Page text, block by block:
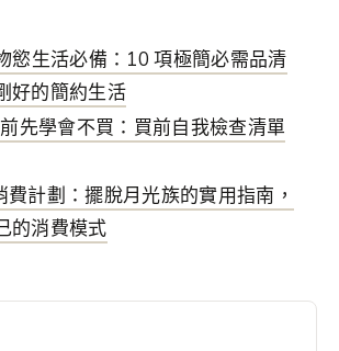
慾生活必備：10 項極簡必需品清
好的簡約生活
先學會不買：買前自我檢查清單
費計劃：擺脫月光族的實用指南，
的消費模式